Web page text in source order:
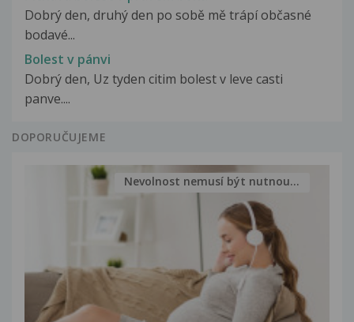
Dobrý den, druhý den po sobě mě trápí občasné
bodavé...
Bolest v pánvi
Dobrý den, Uz tyden citim bolest v leve casti
panve....
DOPORUČUJEME
Nevolnost nemusí být nutnou...